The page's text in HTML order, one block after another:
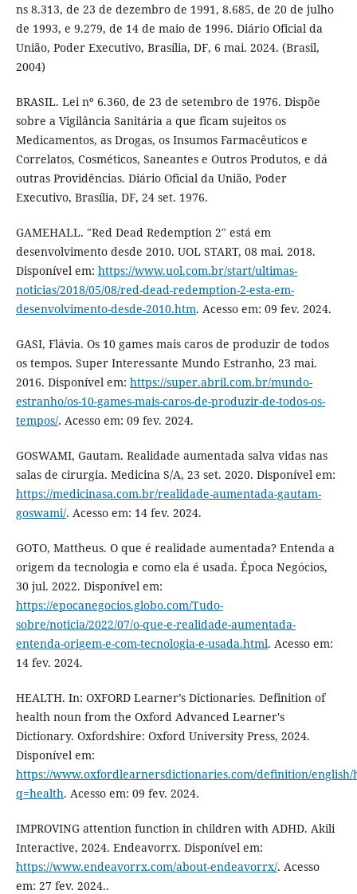
ns 8.313, de 23 de dezembro de 1991, 8.685, de 20 de julho
de 1993, e 9.279, de 14 de maio de 1996. Diário Oficial da
União, Poder Executivo, Brasília, DF, 6 mai. 2024. (Brasil,
2004)
BRASIL. Lei nº 6.360, de 23 de setembro de 1976. Dispõe
sobre a Vigilância Sanitária a que ficam sujeitos os
Medicamentos, as Drogas, os Insumos Farmacêuticos e
Correlatos, Cosméticos, Saneantes e Outros Produtos, e dá
outras Providências. Diário Oficial da União, Poder
Executivo, Brasília, DF, 24 set. 1976.
GAMEHALL. "Red Dead Redemption 2" está em
desenvolvimento desde 2010. UOL START, 08 mai. 2018.
Disponível em: https://www.uol.com.br/start/ultimas-
noticias/2018/05/08/red-dead-redemption-2-esta-em-
desenvolvimento-desde-2010.htm. Acesso em: 09 fev. 2024.
GASI, Flávia. Os 10 games mais caros de produzir de todos
os tempos. Super Interessante Mundo Estranho, 23 mai.
2016. Disponível em: https://super.abril.com.br/mundo-
estranho/os-10-games-mais-caros-de-produzir-de-todos-os-
tempos/. Acesso em: 09 fev. 2024.
GOSWAMI, Gautam. Realidade aumentada salva vidas nas
salas de cirurgia. Medicina S/A, 23 set. 2020. Disponível em:
https://medicinasa.com.br/realidade-aumentada-gautam-
goswami/. Acesso em: 14 fev. 2024.
GOTO, Mattheus. O que é realidade aumentada? Entenda a
origem da tecnologia e como ela é usada. Época Negócios,
30 jul. 2022. Disponível em:
https://epocanegocios.globo.com/Tudo-
sobre/noticia/2022/07/o-que-e-realidade-aumentada-
entenda-origem-e-com-tecnologia-e-usada.html. Acesso em:
14 fev. 2024.
HEALTH. In: OXFORD Learner’s Dictionaries. Definition of
health noun from the Oxford Advanced Learner's
Dictionary. Oxfordshire: Oxford University Press, 2024.
Disponível em:
https://www.oxfordlearnersdictionaries.com/definition/english/
q=health. Acesso em: 09 fev. 2024.
IMPROVING attention function in children with ADHD. Akili
Interactive, 2024. Endeavorrx. Disponível em:
https://www.endeavorrx.com/about-endeavorrx/. Acesso
em: 27 fev. 2024..